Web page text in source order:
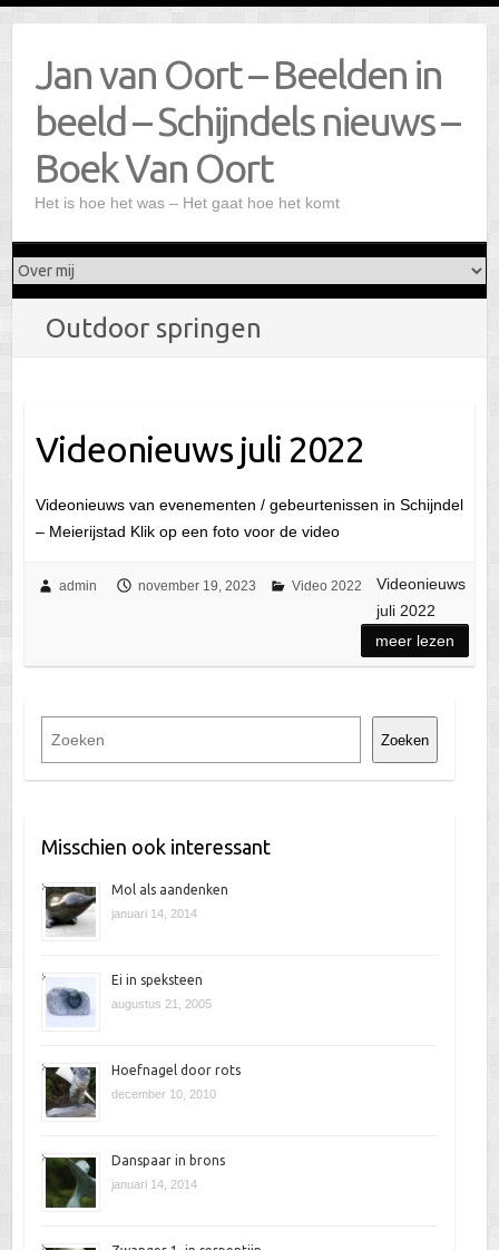
Jan van Oort – Beelden in
beeld – Schijndels nieuws –
Boek Van Oort
Het is hoe het was – Het gaat hoe het komt
Outdoor springen
Videonieuws juli 2022
Videonieuws van evenementen / gebeurtenissen in Schijndel
– Meierijstad Klik op een foto voor de video
admin november 19, 2023 Video 2022
Videonieuws
juli 2022
meer lezen
e
Zoeken
Misschien ook interessant
Mol als aandenken
januari 14, 2014
Ei in speksteen
augustus 21, 2005
Hoefnagel door rots
december 10, 2010
Danspaar in brons
januari 14, 2014